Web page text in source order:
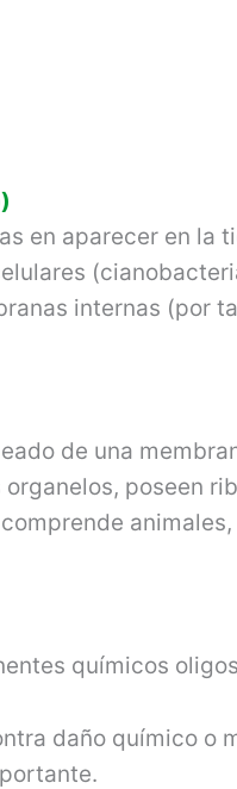
en aparecer en la
internas (por
de una
poseen
químicos
daño químico o